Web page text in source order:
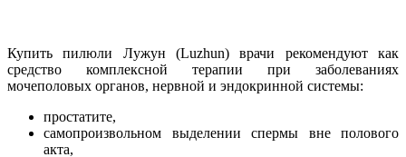
Купить пилюли Лужун (Luzhun) врачи рекомендуют как
средство комплексной терапии при заболеваниях
мочеполовых органов, нервной и эндокринной системы:
простатите,
самопроизвольном выделении спермы вне полового
акта,